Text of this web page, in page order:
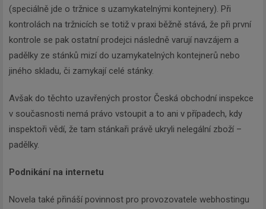
(speciálně jde o tržnice s uzamykatelnými kontejnery). Při
kontrolách na tržnicích se totiž v praxi běžně stává, že při první
kontrole se pak ostatní prodejci následně varují navzájem a
padělky ze stánků mizí do uzamykatelných kontejnerů nebo
jiného skladu, či zamykají celé stánky.
Avšak do těchto uzavřených prostor Česká obchodní inspekce
v současnosti nemá právo vstoupit a to ani v případech, kdy
inspektoři vědí, že tam stánkaři právě ukryli nelegální zboží –
padělky.
Podnikání na internetu
Novela také přináší povinnost pro provozovatele webhostingu